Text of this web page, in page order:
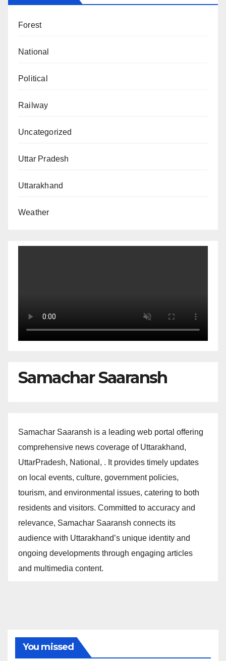
Forest
National
Political
Railway
Uncategorized
Uttar Pradesh
Uttarakhand
Weather
Samachar Saaransh
Samachar Saaransh is a leading web portal offering
comprehensive news coverage of Uttarakhand,
UttarPradesh, National, . It provides timely updates
on local events, culture, government policies,
tourism, and environmental issues, catering to both
residents and visitors. Committed to accuracy and
relevance, Samachar Saaransh connects its
audience with Uttarakhand’s unique identity and
ongoing developments through engaging articles
and multimedia content.
You missed